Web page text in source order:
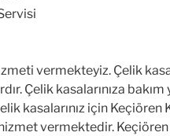
vermekteyiz. Çelik
Çelik kasalarınıza
kasalarınız için
vermektedir.